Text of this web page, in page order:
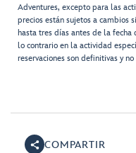
Adventures, excepto para las
precios están sujetos a cambios
hasta tres días antes de la
lo contrario en la actividad
reservaciones son definitivas y
COMPARTIR